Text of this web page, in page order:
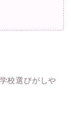
校選びがしや